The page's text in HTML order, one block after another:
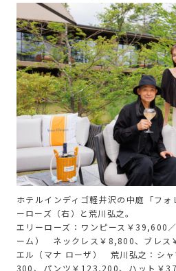
ホテルインディゴ軽井沢の中庭「フ
ーローズ（右）と荒川弘之。
エリーローズ：ワンピース￥39,600
ーム） ネックレス￥8,800、ブレス
エル（マナ ローザ） 荒川弘之：シ
300、パンツ￥123,200、ハット￥